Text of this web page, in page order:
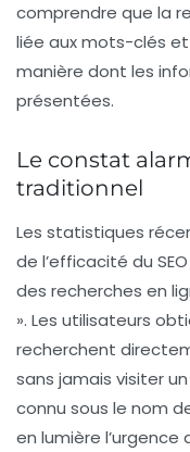
comprendre que la
liée auxmots-clés et
manière dont les
présentées.
Le constat
traditionnel
Les statistiques
de l’efficacité du
des recherches en
». Les utilisateurs
recherchent
sans jamais visiter
connu sous le nom
en lumière